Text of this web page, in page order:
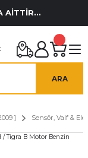
AİTTİR...
ARA
] Sensör, Valf &